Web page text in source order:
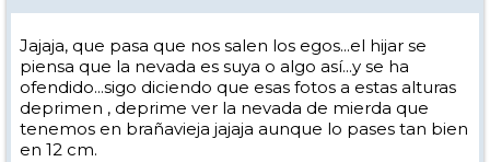
Jajaja, que pasa que nos salen los egos...el hijar se
piensa que la nevada es suya o algo así...y se ha
ofendido...sigo diciendo que esas fotos a estas alturas
deprimen , deprime ver la nevada de mierda que
tenemos en brañavieja jajaja aunque lo pases tan bien
en 12 cm.